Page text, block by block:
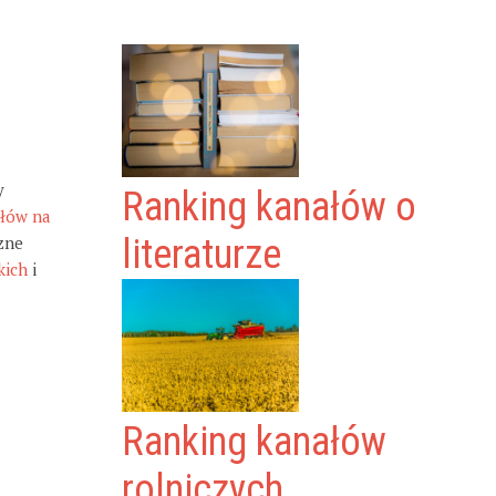
na
i
Ranking kanałów o
literaturze
Ranking kanałów